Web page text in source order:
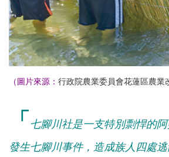
（圖片來源： 行政院農業委員會花蓮區農業
「 七腳川社是一支特別剽悍的
發生七腳川事件， 造成族人四處